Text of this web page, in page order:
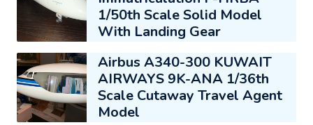
1/50th Scale Solid Model
With Landing Gear
Airbus A340-300 KUWAIT
AIRWAYS 9K-ANA 1/36th
Scale Cutaway Travel Agent
Model